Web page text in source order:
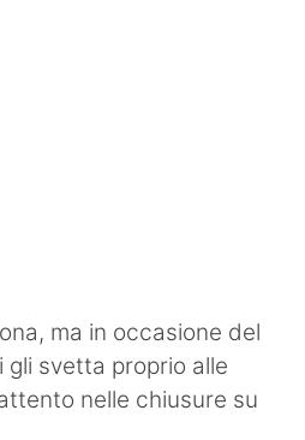
ma in occasione del
svetta proprio alle
nelle chiusure su